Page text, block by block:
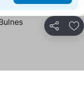
Partilhar